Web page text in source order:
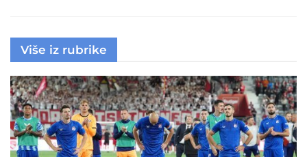
Više iz rubrike